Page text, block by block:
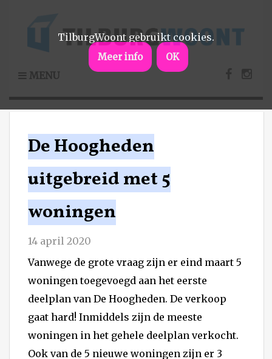
MENU
De Hoogheden
uitgebreid met 5
woningen
14 april 2020
Vanwege de grote vraag zijn er eind maart 5
woningen toegevoegd aan het eerste
deelplan van De Hoogheden. De verkoop
gaat hard! Inmiddels zijn de meeste
woningen in het gehele deelplan verkocht.
Ook van de 5 nieuwe woningen zijn er 3
TilburgWoont gebruikt cookies.
Meer info OK